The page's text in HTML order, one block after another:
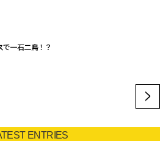
一石二鳥！？
ENTRIES